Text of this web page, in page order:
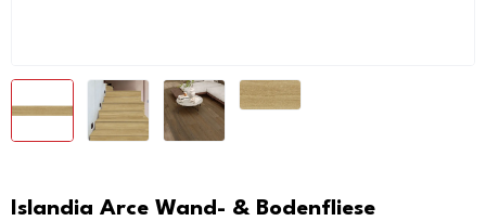
Islandia Arce Wand- & Bodenfliese